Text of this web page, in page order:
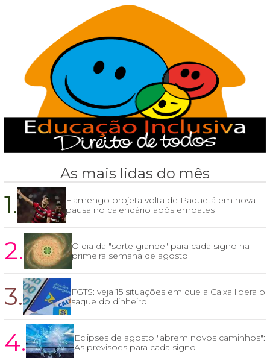
As mais lidas do mês
1.
Flamengo projeta volta de Paquetá em nova
pausa no calendário após empates
2.
O dia da "sorte grande" para cada signo na
primeira semana de agosto
3.
FGTS: veja 15 situações em que a Caixa libera o
saque do dinheiro
4.
Eclipses de agosto "abrem novos caminhos":
As previsões para cada signo